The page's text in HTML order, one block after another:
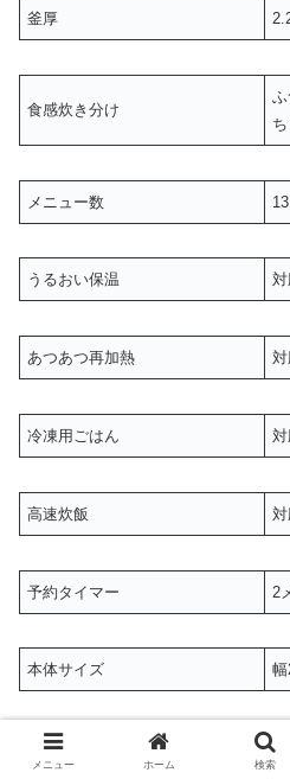
釜厚
食感炊き分け
メニュー数
うるおい保温
あつあつ再加熱
冷凍用ごはん
高速炊飯
予約タイマー 2
本体サイズ
特に注目したいのは、炊飯器
メニュー ホーム 検索